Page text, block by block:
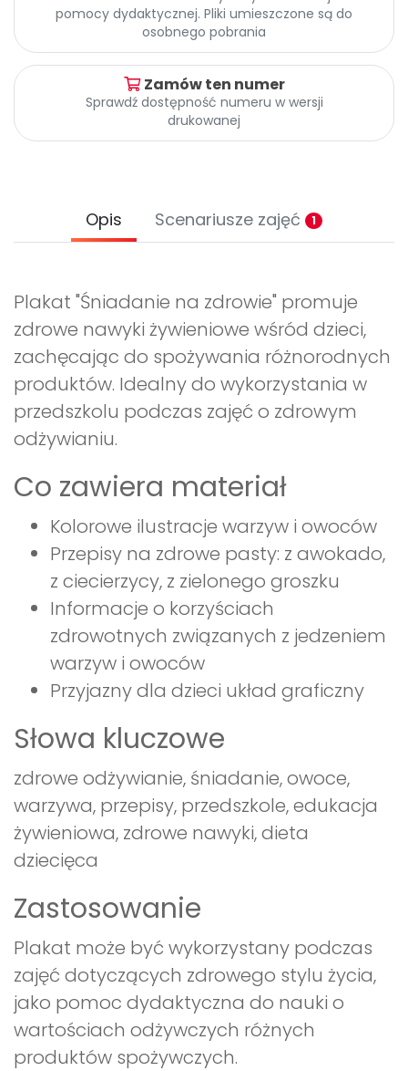
Archiwalne numery
Pomoc
pomocy dydaktycznej. Pliki umieszczone są do
osobnego pobrania
Zamów ten numer
Sprawdź dostępność numeru w wersji
drukowanej
Opis Scenariusze zajęć 1
Plakat "Śniadanie na zdrowie" promuje
zdrowe nawyki żywieniowe wśród dzieci,
zachęcając do spożywania różnorodnych
produktów. Idealny do wykorzystania w
przedszkolu podczas zajęć o zdrowym
odżywianiu.
Co zawiera materiał
Kolorowe ilustracje warzyw i owoców
Przepisy na zdrowe pasty: z awokado,
z ciecierzycy, z zielonego groszku
Informacje o korzyściach
zdrowotnych związanych z jedzeniem
warzyw i owoców
Przyjazny dla dzieci układ graficzny
Słowa kluczowe
zdrowe odżywianie, śniadanie, owoce,
warzywa, przepisy, przedszkole, edukacja
żywieniowa, zdrowe nawyki, dieta
dziecięca
Zastosowanie
Plakat może być wykorzystany podczas
zajęć dotyczących zdrowego stylu życia,
jako pomoc dydaktyczna do nauki o
wartościach odżywczych różnych
produktów spożywczych.